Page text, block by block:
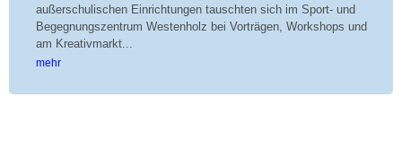
außerschulischen Einrichtungen tauschten sich im Sport- und
Begegnungszentrum Westenholz bei Vorträgen, Workshops und
am Kreativmarkt...
mehr